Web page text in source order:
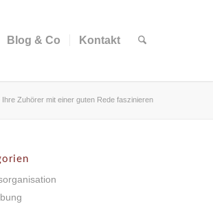
Blog & Co Kontakt
Ihre Zuhörer mit einer guten Rede faszinieren